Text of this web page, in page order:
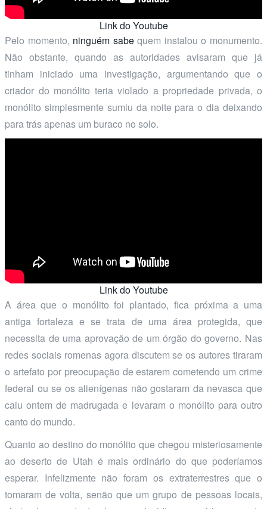
Link do Youtube
Pelo momento, ninguém sabequem instalou o monumento.
Não obstante, quando as autoridades avisaram que já
tinham iniciado uma investigação, argumentando que o
criador do monólito teria violado a propriedade privada, o
monólito simplesmente sumiu da noite para o dia deixando
para trás apenas um buraco no solo.
Link do Youtube
A área que o monólito foi plantado, fica próxima a uma
antiga fortaleza e se trata de uma área protegida, que
necessita de uma aprovação de um órgão do governo. Nas
redes sociais romenas agora discutem se os autores tiraram
o artefato por preocupação de estarem cometendo um crime
federal ou se os alienígenas não gostaram da nevasca que
caiu ontem de madrugada e levaram o monólito para outro
canto do mundo.
Quanto ao destino do monólito que chegou misteriosamente
ao deserto de Utah é mais ordinário do que poderíamos
esperar. Infelizmente não foram os extraterrestres que o
tomaram de volta, senão que um grupo de pessoas locais,